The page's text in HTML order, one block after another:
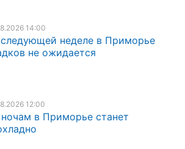
14:00
неделе в Приморье
не ожидается
12:00
в Приморье станет